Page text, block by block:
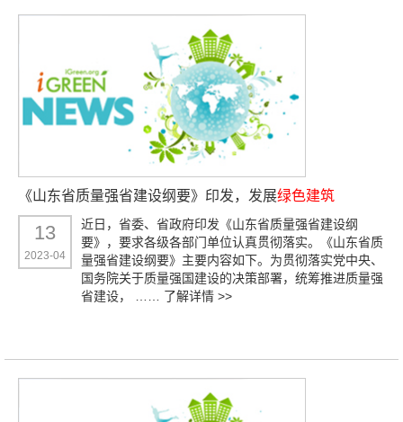
《山东省质量强省建设纲要》印发，发展绿色建筑
13
2023-04
近日，省委、省政府印发《山东省质量强省建设纲
要》，要求各级各部门单位认真贯彻落实。《山东省质
量强省建设纲要》主要内容如下。为贯彻落实党中央、
国务院关于质量强国建设的决策部署，统筹推进质量强
省建设， …… 了解详情 >>